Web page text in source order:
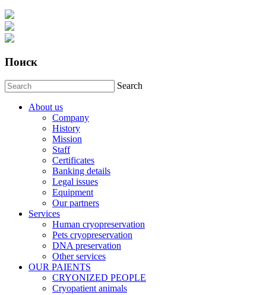
Поиск
Search
About us
Company
History
Mission
Staff
Certificates
Banking details
Legal issues
Equipment
Our partners
Services
Human cryopreservation
Pets cryopreservation
DNA preservation
Other services
OUR PAIENTS
CRYONIZED PEOPLE
Cryopatient animals